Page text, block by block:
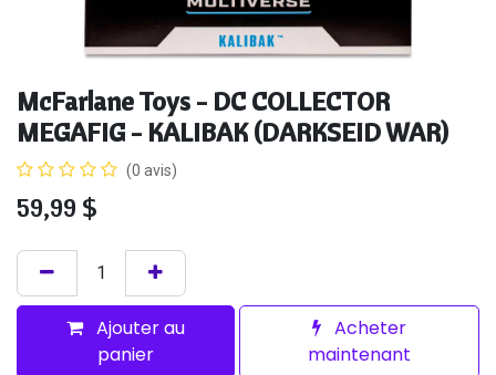
McFarlane Toys - DC COLLECTOR
MEGAFIG - KALIBAK (DARKSEID WAR)
(0 avis)
59,99 $
Ajouter au
panier
Acheter
maintenant